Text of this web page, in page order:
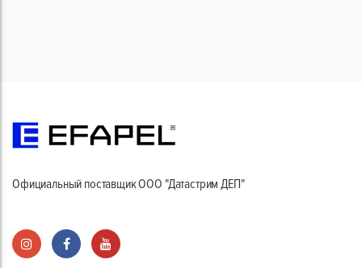
Официальный поставщик ООО "Датастрим ДЕП"